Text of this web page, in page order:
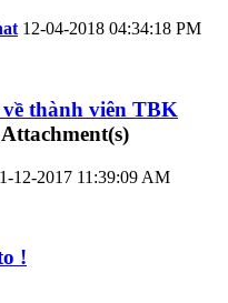
12-04-2018 04:34:18 PM
thành viên TBK
12-2017 11:39:09 AM
!